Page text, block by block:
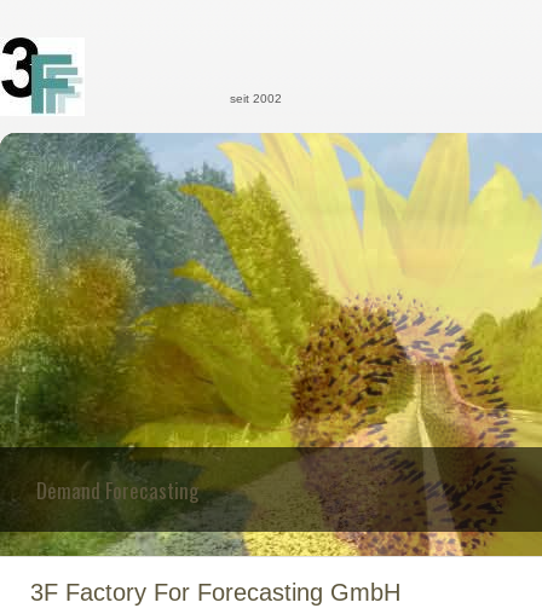
seit 2002
Demand Forecasting
3F Factory For Forecasting GmbH